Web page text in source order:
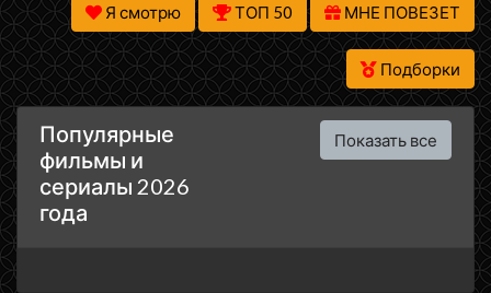
Я смотрю ТОП 50 МНЕ ПОВЕЗЕТ
Подборки
Популярные
фильмы и
сериалы 2026
года
Показать все